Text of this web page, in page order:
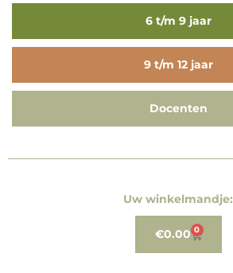
6 t/m 9 jaar
9 t/m 12 jaar
Docenten
Uw winkelmandje:
€0.00 0